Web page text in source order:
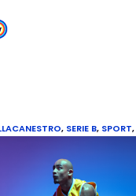
, SERIE B, SPORT,